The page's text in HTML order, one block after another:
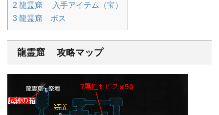
2 龍霊窟 入手アイテム（宝）
3 龍霊窟 ボス
龍霊窟 攻略マップ